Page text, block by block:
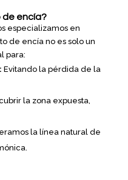
de encía?
especializamos en
de encía no es solo un
para:
Evitando la pérdida de la
la zona expuesta,
la línea natural de